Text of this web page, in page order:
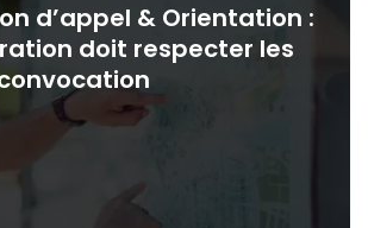
d’appel & Orientation :
doit respecter les